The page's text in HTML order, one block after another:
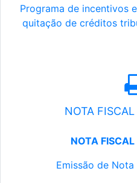
Programa de incentivos
quitação de créditos
NOTA
NOTA
Emissão de